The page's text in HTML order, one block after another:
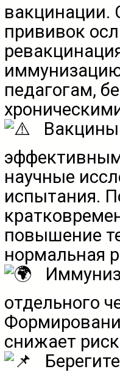
вакцинации.
прививок
педагогам,
научные
испытания.
повышение
нормальная
отдельного
снижает